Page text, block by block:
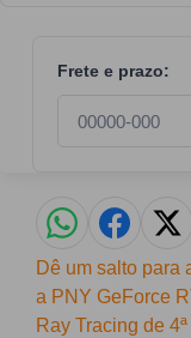
Frete e prazo:
Dê um salto para
a PNY GeForce
Ray Tracing de